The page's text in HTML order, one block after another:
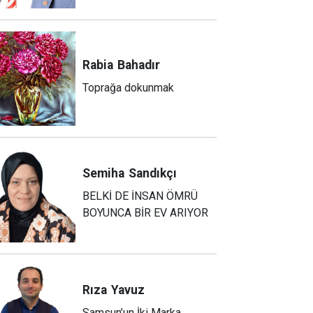
Rabia Bahadır
Toprağa dokunmak
Semiha Sandıkçı
BELKİ DE İNSAN ÖMRÜ
BOYUNCA BİR EV ARIYOR
Rıza Yavuz